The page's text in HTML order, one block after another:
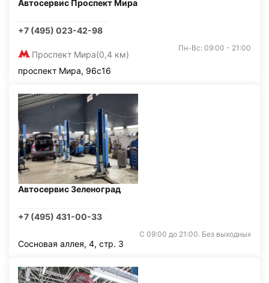
Автосервис Проспект Мира
+7 (495) 023-42-98
Проспект Мира(0,4 км)
Пн-Вс: 09:00 - 21:00
проспект Мира, 96с16
Автосервис Зеленоград
+7 (495) 431-00-33
С 09:00 до 21:00. Без выходных
Сосновая аллея, 4, стр. 3